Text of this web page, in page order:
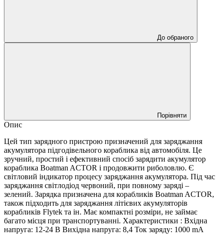
До обраного
Порівняти
Опис
Цей тип зарядного пристрою призначений для заряджання
акумулятора підгодівельного кораблика від автомобіля. Це
зручний, простий і ефективний спосіб зарядити акумулятор
кораблика Boatman ACTOR і продовжити риболовлю. Є
світловий індикатор процесу заряджання акумулятора. Під час
заряджання світлодіод червоний, при повному заряді –
зелений. Зарядка призначена для корабликів Boatman ACTOR,
також підходить для заряджання літієвих акумуляторів
корабликів Flytek та ін. Має компактні розміри, не займає
багато місця при транспортуванні. Характеристики : Вхідна
напруга: 12-24 В Вихідна напруга: 8,4 Ток заряду: 1000 mA